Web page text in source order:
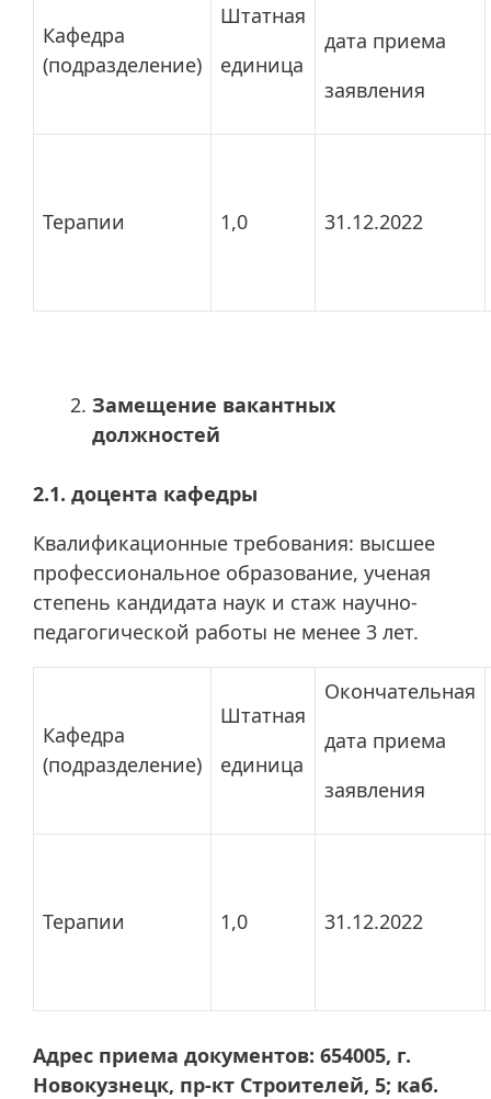
Кафедра
(подразделение)
Штатная
единица
дата приема
заявления
Терапии 1,0 31.12.2022
Замещение вакантных
должностей
2.1. доцента кафедры
Квалификационные требования: высшее
профессиональное образование, ученая
степень кандидата наук и стаж научно-
педагогической работы не менее 3 лет.
Кафедра
(подразделение)
Штатная
единица
Окончательная
дата приема
заявления
Терапии 1,0 31.12.2022
Адрес приема документов: 654005, г.
Новокузнецк, пр-кт Строителей, 5; каб.